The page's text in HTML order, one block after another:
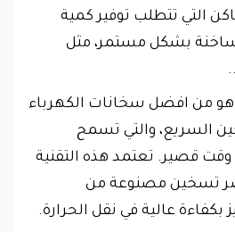
التي تتطلب توفير كمية
بشكل مستمر، مثل
من افضل سخانات الكهرباء
السريع، والتي تسمح
قصير. تعتمد هذه التقنية
تسخين مصنوعة من
بكفاءة عالية في نقل الحرارة.